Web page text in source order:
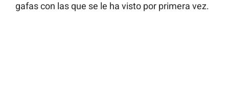
gafas con las que se le ha visto por primera vez.